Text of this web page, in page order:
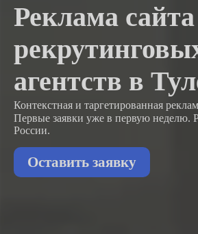
Реклама
агентств в
Контекстная и таргетированная
Первые заявки уже в первую неделю.
России.
Оставить заявку